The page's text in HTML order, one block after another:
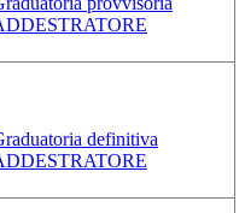
definitiva